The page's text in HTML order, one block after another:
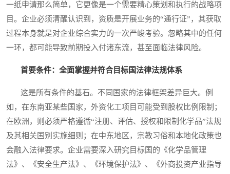
一纸申请那么简单，它更像是一个需要精心策划和执行的战略项
目。企业必须清醒认识到，资质是开展业务的“通行证”，其获取
过程本身就是对企业综合实力的一次严峻考验。忽略其中的任何
一环，都可能导致前期投入付诸东流，甚至面临法律风险。
首要条件：全面掌握并符合目标国法律法规体系
这是所有条件的基石。不同国家的法律框架差异巨大。例
如，在东南亚某些国家，外资化工项目可能受到股权比例限制；
在欧洲，则必须严格遵循“注册、评估、授权和限制化学品”法规
及其相关国别实施细则；在中东地区，宗教习俗和本地化政策也
会融入法律要求。企业需要深入研究目标国的《化学品管理
法》、《安全生产法》、《环境保护法》、《外商投资产业指导